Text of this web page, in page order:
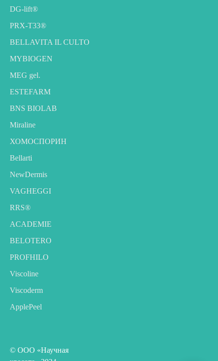
DG-lift®️
PRX-T33®
BELLAVITA IL CULTO
MYBIOGEN
MEG gel.
ESTEFARM
BNS BIOLAB
Miraline
ХОМОСПОРИН
Bellarti
NewDermis
VAGHEGGI
RRS®
ACADEMIE
BELOTERO
PROFHILO
Viscoline
Viscoderm
ApplePeel
© ООО «Научная